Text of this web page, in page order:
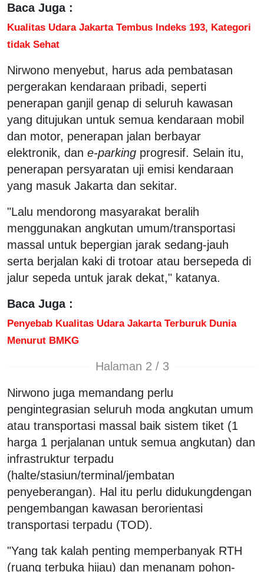
Baca Juga :
Kualitas Udara Jakarta Tembus Indeks 193, Kategori
tidak Sehat
Nirwono menyebut, harus ada pembatasan
pergerakan kendaraan pribadi, seperti
penerapan ganjil genap di seluruh kawasan
yang ditujukan untuk semua kendaraan mobil
dan motor, penerapan jalan berbayar
elektronik, dan e-parking progresif. Selain itu,
penerapan persyaratan uji emisi kendaraan
yang masuk Jakarta dan sekitar.
"Lalu mendorong masyarakat beralih
menggunakan angkutan umum/transportasi
massal untuk bepergian jarak sedang-jauh
serta berjalan kaki di trotoar atau bersepeda di
jalur sepeda untuk jarak dekat," katanya.
Baca Juga :
Penyebab Kualitas Udara Jakarta Terburuk Dunia
Menurut BMKG
Halaman 2 / 3
Nirwono juga memandang perlu
pengintegrasian seluruh moda angkutan umum
atau transportasi massal baik sistem tiket (1
harga 1 perjalanan untuk semua angkutan) dan
infrastruktur terpadu
(halte/stasiun/terminal/jembatan
penyeberangan). Hal itu perlu didukungdengan
pengembangan kawasan berorientasi
transportasi terpadu (TOD).
"Yang tak kalah penting memperbanyak RTH
(ruang terbuka hijau) dan menanam pohon-